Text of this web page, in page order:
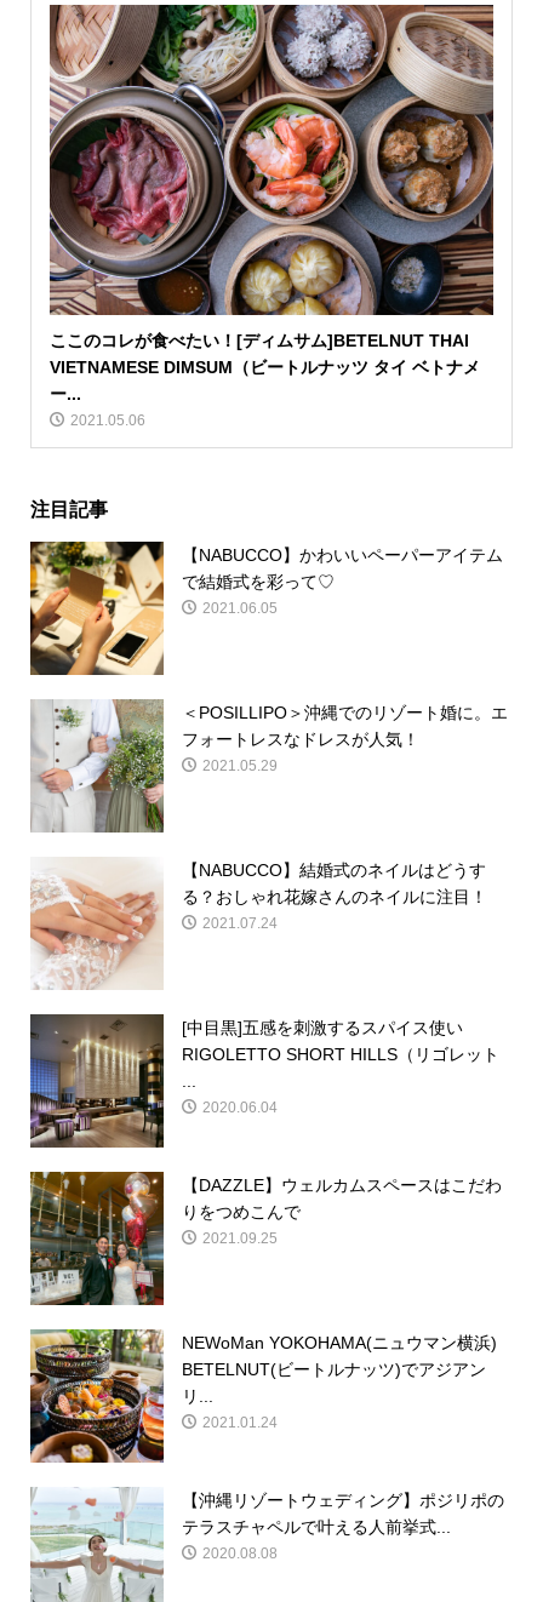
ここのコレが食べたい！[ディムサム]BETELNUT THAI
VIETNAMESE DIMSUM（ビートルナッツ タイ ベトナメ
ー...
2021.05.06
注目記事
【NABUCCO】かわいいペーパーアイテム
で結婚式を彩って♡
2021.06.05
＜POSILLIPO＞沖縄でのリゾート婚に。エ
フォートレスなドレスが人気！
2021.05.29
【NABUCCO】結婚式のネイルはどうす
る？おしゃれ花嫁さんのネイルに注目！
2021.07.24
[中目黒]五感を刺激するスパイス使い
RIGOLETTO SHORT HILLS（リゴレット
2020.06.04
【DAZZLE】ウェルカムスペースはこだわ
りをつめこんで
2021.09.25
NEWoMan YOKOHAMA(ニュウマン横浜)
BETELNUT(ビートルナッツ)でアジアン
リ...
2021.01.24
【沖縄リゾートウェディング】ポジリポの
テラスチャペルで叶える人前挙式...
2020.08.08